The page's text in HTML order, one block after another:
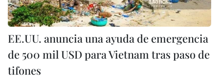
EE.UU. anuncia una ayuda de emergencia
de 500 mil USD para Vietnam tras paso de
tifones